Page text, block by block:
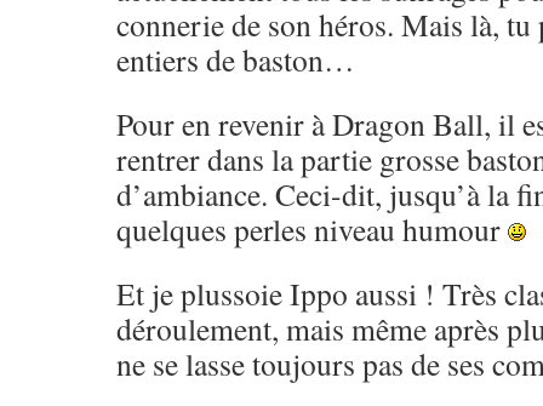
connerie de son héros. Mais là,
entiers de baston…
Pour en revenir à Dragon Ball, il
rentrer dans la partie grosse
d’ambiance. Ceci-dit, jusqu’à la
quelques perles niveau humour
Et je plussoie Ippo aussi ! Très
déroulement, mais même après
ne se lasse toujours pas de ses